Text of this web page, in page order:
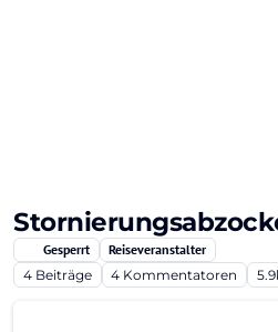
Gesperrt
Reiseveranstalter
4 Beiträge 4 Kommentatoren